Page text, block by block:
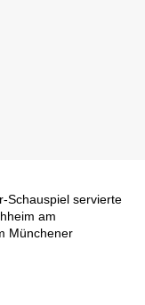
Schauspiel servierte
am
Münchener